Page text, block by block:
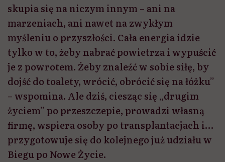
skupia się na niczym innym – ani na
marzeniach, ani nawet na zwykłym
myśleniu o przyszłości. Cała energia idzie
tylko w to, żeby nabrać powietrza i wypuścić
je z powrotem. Żeby znaleźć w sobie siłę, by
dojść do toalety, wrócić, obrócić się na łóżku”
– wspomina. Ale dziś, ciesząc się „drugim
życiem” po przeszczepie, prowadzi własną
firmę, wspiera osoby po transplantacjach i…
przygotowuje się do kolejnego już udziału w
Biegu po Nowe Życie.